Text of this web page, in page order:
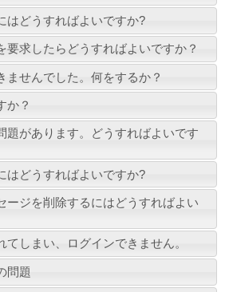
はどうすればよいですか?
要求したらどうすればよいですか？
ませんでした。何をするか？
か？
題があります。どうすればよいです
はどうすればよいですか?
ージを削除するにはどうすればよい
てしまい、ログインできません。
問題